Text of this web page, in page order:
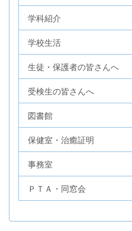
学科紹介
学校生活
生徒・保護者の皆さんへ
受検生の皆さんへ
図書館
保健室・治癒証明
事務室
ＰＴＡ・同窓会